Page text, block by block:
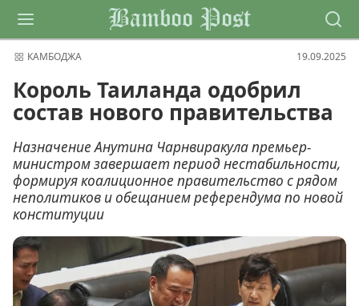
Bamboo Post
КАМБОДЖА 19.09.2025
Король Таиланда одобрил
состав нового правительства
Назначение Анутина Чарнвиракула премьер-
министром завершает период нестабильности,
формируя коалиционное правительство с рядом
неполитиков и обещанием референдума по новой
конституции